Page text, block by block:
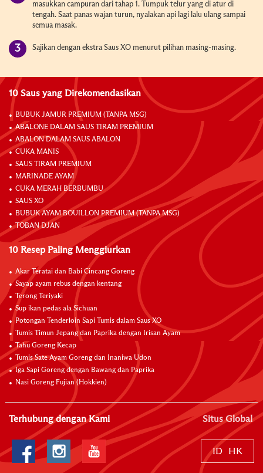
masukkan campuran dari tahap 1. Tumpuk telur yang di atur di
tengah. Saat panas wajan turun, nyalakan api lagi lalu ulang sampai
semua masak.
Sajikan dengan ekstra Saus XO menurut pilihan masing-masing.
10 Saus yang Direkomendasikan
BUBUK JAMUR PREMIUM (TANPA MSG)
ABALONE DALAM SAUS TIRAM PREMIUM
ABALON DALAM SAUS ABALON
CUKA MANIS
SAUS TIRAM PREMIUM
MARINADE AYAM
CUKA MERAH BERBUMBU
SAUS XO
BUBUK AYAM BOUILLON PREMIUM (TANPA MSG)
TOBAN DJAN
10 Resep Paling Menggiurkan
Akar Teratai dan Babi Cincang Goreng
Sayap ayam rebus dengan kentang
Terong Teriyaki
Sup ikan pedas ala Sichuan
Potongan Tenderloin Sapi Tumis dalam Saus XO
Tumis Timun Jepang dan Paprika dengan Irisan Ayam
Tahu Goreng Kecap
Tumis Sate Ayam Goreng dan Inaniwa Udon
Iga Sapi Goreng dengan Bawang dan Paprika
Nasi Goreng Fujian (Hokkien)
Terhubung dengan Kami Situs Global
ID HK